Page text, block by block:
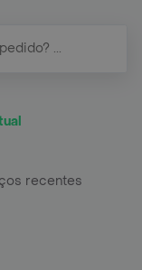
recentes